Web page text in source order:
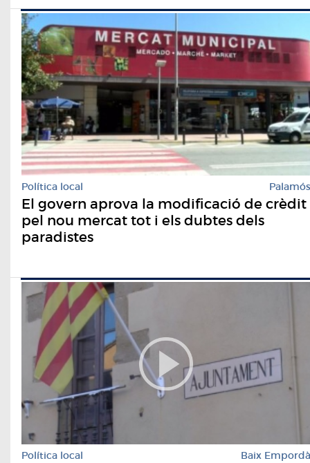
Política local Palamós
El govern aprova la modificació de crèdit
pel nou mercat tot i els dubtes dels
paradistes
Política local Baix Empordà